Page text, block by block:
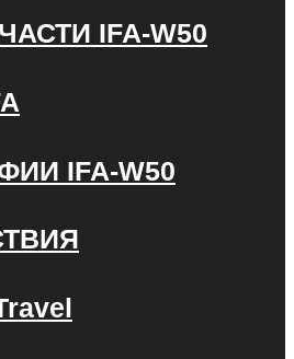
IFA-W50
IFA-W50